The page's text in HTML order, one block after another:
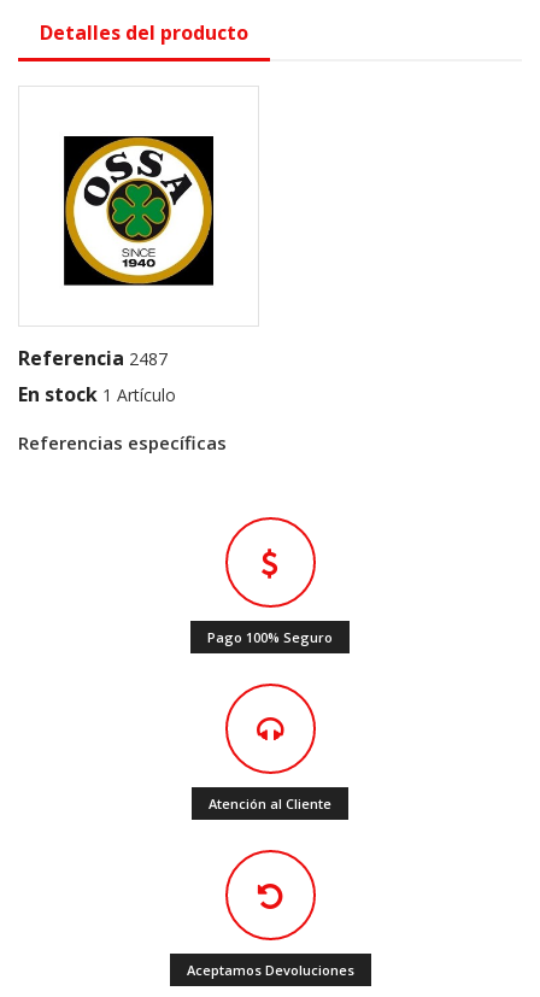
Detalles del producto
Referencia 2487
En stock 1 Artículo
Referencias específicas
Pago 100% Seguro
Atención al Cliente
Aceptamos Devoluciones